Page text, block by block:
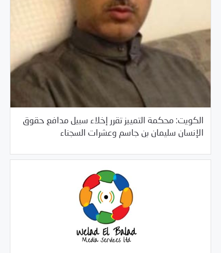
الكويت: محكمة التمييز تقرر إخلاء سبيل مدافع حقوق
الإنسان سليمان بن جاسم وعشرات السجناء
02/19/2018 العالم العربي/خبر بارز